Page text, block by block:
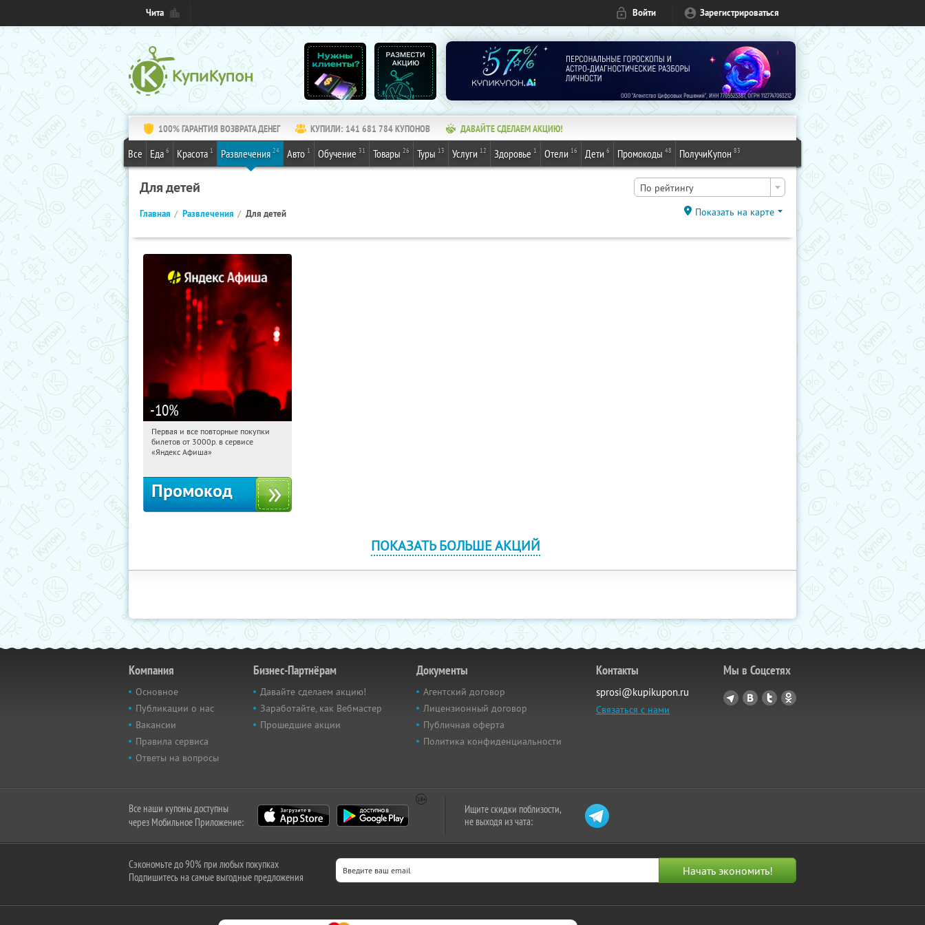
Чита Войти Зарегистрироваться
100% ГАРАНТИЯ ВОЗВРАТА ДЕНЕГ КУПИЛИ: 141 681 785КУПОНОВ ДАВАЙТЕ СДЕЛАЕМ АКЦИЮ!
Все Еда 6 Красота 1 Развлечения 24 Авто 1 Обучение 31 Товары 26 Туры 13 Услуги 12 Здоровье 1 Отели 16 Дети 6 Промокоды 48 ПолучиКупон 83
Для детей По рейтингу
Главная Развлечения Для детей Показать на карте
-10%
00:49:45 Получили:
Россия
Первая и все повторные покупки
билетов от 3000р. в сервисе
«Яндекс Афиша»
Промокод
ПОКАЗАТЬ БОЛЬШЕ АКЦИЙ
Компания
Основное
Публикации о нас
Вакансии
Правила сервиса
Ответы на вопросы
Бизнес-Партнёрам
Давайте сделаем акцию!
Заработайте, как Вебмастер
Прошедшие акции
Документы
Агентский договор
Лицензионный договор
Публичная оферта
Политика конфиденциальности
Контакты
sprosi@kupikupon.ru
Связаться с нами
Мы в Соцсетях
Все наши купоны доступны
через Мобильное Приложение:
Ищите скидки поблизости,
не выходя из чата:
Сэкономьте до 90% при любых покупках
Подпишитесь на самые выгодные предложения